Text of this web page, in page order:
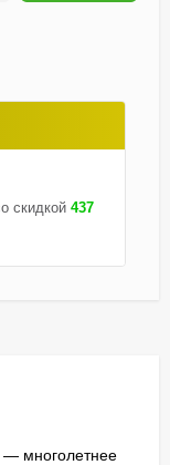
скидкой 437
— многолетнее